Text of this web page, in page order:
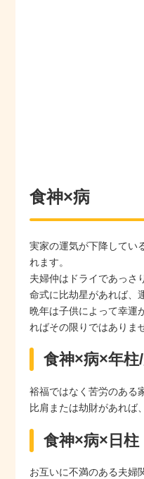
食神×病
実家の運気が下降してい
れます。
夫婦仲はドライであっさ
命式に比劫星があれば、
晩年は子供によって幸運
ればその限りではありま
食神×病×年柱
裕福ではなく苦労のある
比肩または劫財があれば
食神×病×日柱
お互いに不満のある夫婦